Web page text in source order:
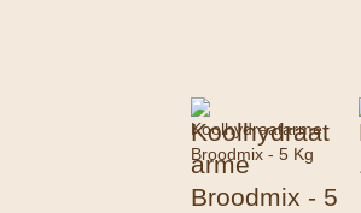
Koolhydraat
arme
Broodmix - 5